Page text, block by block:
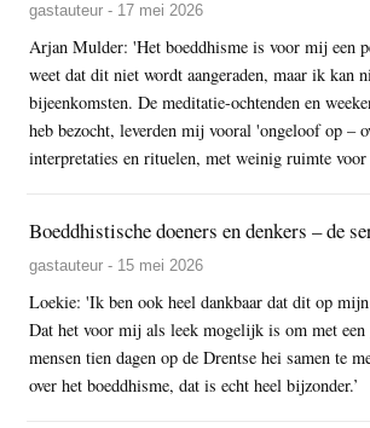
gastauteur - 17 mei 2026
Arjan Mulder: 'Het boeddhisme is voor mij een
weet dat dit niet wordt aangeraden, maar ik kan
bijeenkomsten. De meditatie-ochtenden en
heb bezocht, leverden mij vooral 'ongeloof op –
interpretaties en rituelen, met weinig ruimte voor
Boeddhistische doeners en denkers – de
gastauteur - 15 mei 2026
Loekie: 'Ik ben ook heel dankbaar dat dit op
Dat het voor mij als leek mogelijk is om met een
mensen tien dagen op de Drentse hei samen te
over het boeddhisme, dat is echt heel bijzonder.’